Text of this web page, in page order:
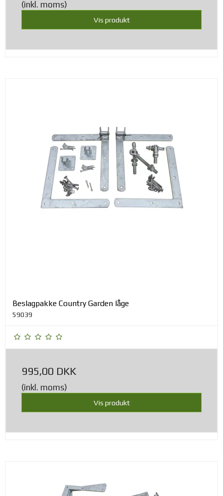
(inkl. moms)
Vis produkt
Beslagpakke Country Garden låge
59039
995,00 DKK
(inkl. moms)
Vis produkt